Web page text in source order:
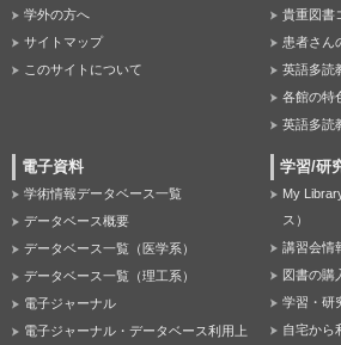
学外の方へ
サイトマップ
このサイトについて
貴重図書
患者さん
英語多読
各館の特
英語多読
電子資料
学術情報データベース一覧
データベース概要
データベース一覧（医学系）
データベース一覧（理工系）
電子ジャーナル
電子ジャーナル・データベース利用上
学習/研
My
ス）
講習会情
図書の購
学習・研
自宅から